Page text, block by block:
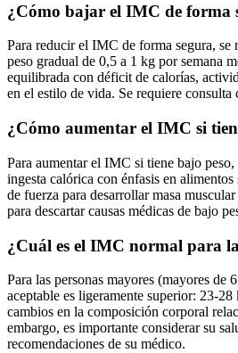
¿Cómo bajar el IMC de forma
Para reducir el IMC de forma segura, se
peso gradual de 0,5 a 1 kg por semana
equilibrada con déficit de calorías,
en el estilo de vida. Se requiere consulta
¿Cómo aumentar el IMC si
Para aumentar el IMC si tiene bajo peso,
ingesta calórica con énfasis en
de fuerza para desarrollar masa
para descartar causas médicas de bajo
¿Cuál es el IMC normal para
Para las personas mayores (mayores de
aceptable es ligeramente superior: 23-28
cambios en la composición corporal
embargo, es importante considerar su
recomendaciones de su médico.